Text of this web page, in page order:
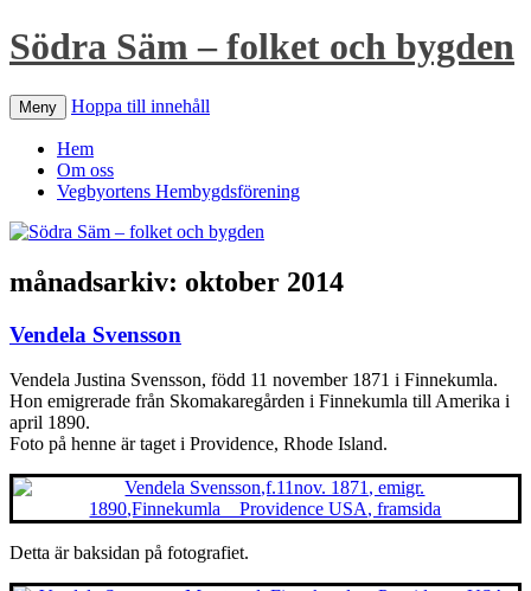
Södra Säm – folket och bygden
Meny Hoppa till innehåll
Hem
Om oss
Vegbyortens Hembygdsförening
månadsarkiv: oktober 2014
Vendela Svensson
Vendela Justina Svensson, född 11 november 1871 i Finnekumla.
Hon emigrerade från Skomakaregården i Finnekumla till Amerika i
april 1890.
Foto på henne är taget i Providence, Rhode Island.
Detta är baksidan på fotografiet.